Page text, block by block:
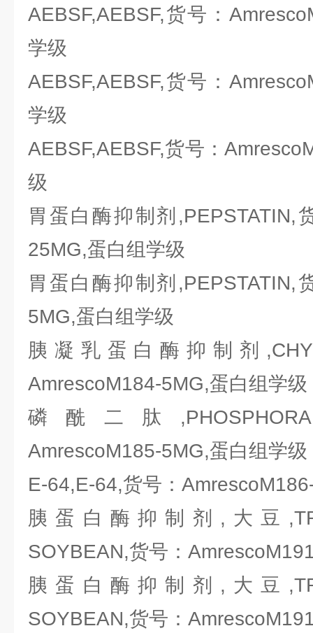
AEBSF,AEBSF,货号：
学级
AEBSF,AEBSF,货号：
学级
AEBSF,AEBSF,货号：
级
胃蛋白酶抑制剂,PEPSTATIN,
25MG,蛋白组学级
胃蛋白酶抑制剂,PEPSTATIN,
5MG,蛋白组学级
胰凝乳蛋白酶抑制剂
AmrescoM184-5MG,蛋白组学级
磷酰二肽
AmrescoM185-5MG,蛋白组学级
E-64,E-64,货号：
胰蛋白酶抑制剂,大豆
SOYBEAN,货号：
胰蛋白酶抑制剂,大豆
SOYBEAN,货号：